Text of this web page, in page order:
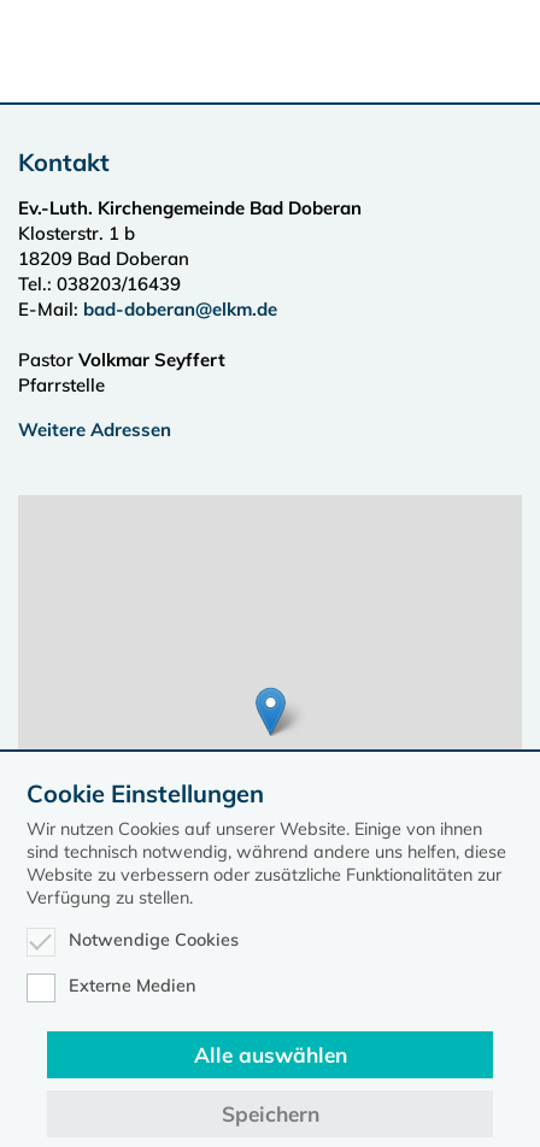
Kontakt
Ev.-Luth. Kirchengemeinde Bad Doberan
Klosterstr. 1 b
18209 Bad Doberan
Tel.: 038203/16439
E-Mail: bad-doberan@elkm.de
Pastor Volkmar Seyffert
Pfarrstelle
Weitere Adressen
Evangelische Kirche in Mecklenburg-Vorpommern © 2026
Cookie Einstellungen
Wir nutzen Cookies auf unserer Website. Einige von ihnen
sind technisch notwendig, während andere uns helfen, diese
Website zu verbessern oder zusätzliche Funktionalitäten zur
Verfügung zu stellen.
Notwendige Cookies
Externe Medien
Alle auswählen
Speichern